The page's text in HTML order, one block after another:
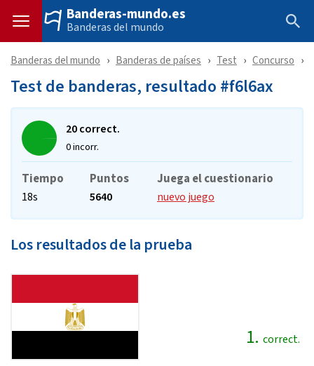
Banderas-mundo.es
Banderas del mundo
Banderas del mundo Banderas de países Test Concurso
Test de banderas, resultado #f6l6ax
20 correct.
0 incorr.
Tiempo
18s
Puntos
5640
Juega el cuestionario
nuevo juego
Los resultados de la prueba
1. correct.